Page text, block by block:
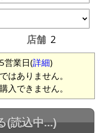
店舗 2
営業日(詳細)
はありません。
入できません。
(読込中...)